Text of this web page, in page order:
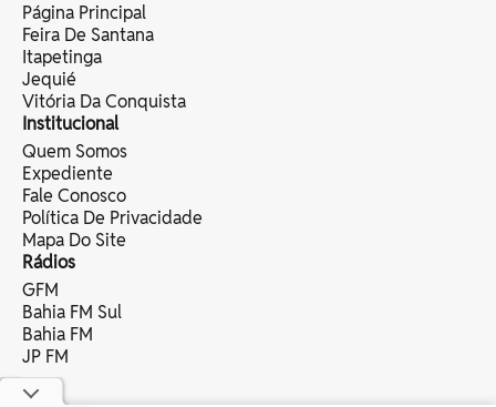
Página Principal
Feira De Santana
Itapetinga
Jequié
Vitória Da Conquista
Institucional
Quem Somos
Expediente
Fale Conosco
Política De Privacidade
Mapa Do Site
Rádios
GFM
Bahia FM Sul
Bahia FM
JP FM